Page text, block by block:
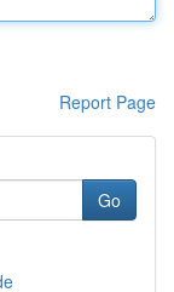
Report Page
Go